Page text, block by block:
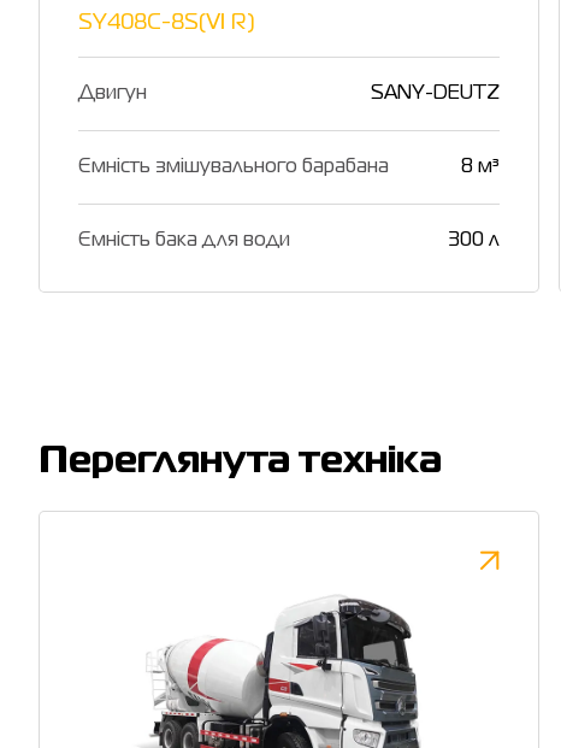
SY408C-8S(Ⅵ R)
Двигун SANY-DEUTZ
Ємність змішувального барабана 8 м³
Ємність бака для води 300 л
Переглянута техніка